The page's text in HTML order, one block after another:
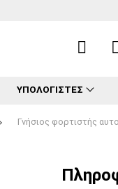
ΥΠΟΛΟΓΙΣΤΕΣ
Γνήσιος φορτιστής